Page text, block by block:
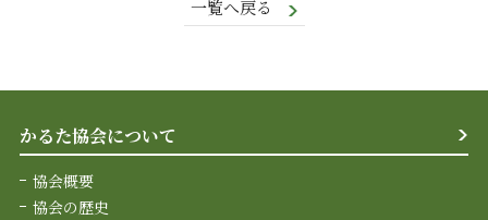
一覧へ戻る
かるた協会について
協会概要
協会の歴史